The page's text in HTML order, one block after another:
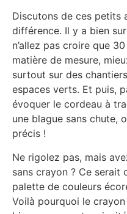
Discutons de ces petits
différence. Il y a bien
n’allez pas croire que
matière de mesure,
surtout sur des
espaces verts. Et puis,
évoquer le cordeau à
une blague sans chute,
précis !
Ne rigolez pas, mais
sans crayon ? Ce serait
palette de couleurs
Voilà pourquoi le